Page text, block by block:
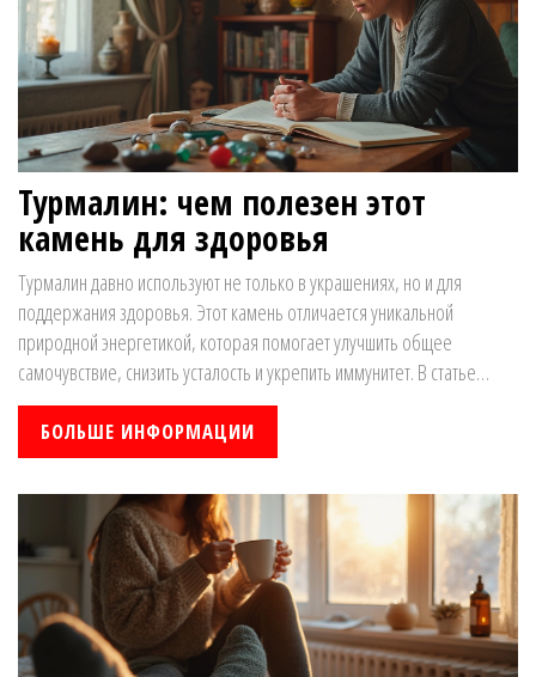
Турмалин: чем полезен этот
камень для здоровья
Турмалин давно используют не только в украшениях, но и для
поддержания здоровья. Этот камень отличается уникальной
природной энергетикой, которая помогает улучшить общее
самочувствие, снизить усталость и укрепить иммунитет. В статье
разберём, почему турмалин становится всё более популярным в
домашней медицине, какие свойства делают его особенным и как
правильно применять турмалиновые изделия. Поделюсь личными
наблюдениями и советами по реальному использованию этого
камня. Узнаете, как не нарваться на подделку и извлечь максимум
пользы от натурального турмалина.
БОЛЬШЕ ИНФОРМАЦИИ